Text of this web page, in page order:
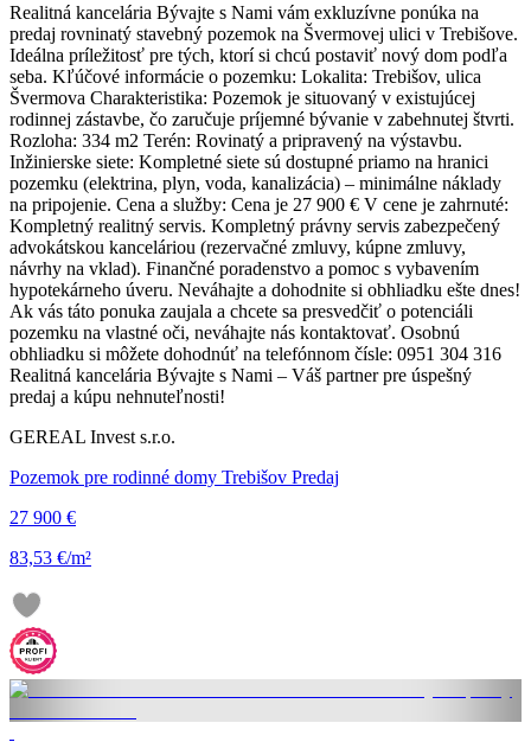
Realitná kancelária Bývajte s Nami vám exkluzívne ponúka na
predaj rovninatý stavebný pozemok na Švermovej ulici v Trebišove.
Ideálna príležitosť pre tých, ktorí si chcú postaviť nový dom podľa
seba. Kľúčové informácie o pozemku: Lokalita: Trebišov, ulica
Švermova Charakteristika: Pozemok je situovaný v existujúcej
rodinnej zástavbe, čo zaručuje príjemné bývanie v zabehnutej štvrti.
Rozloha: 334 m2 Terén: Rovinatý a pripravený na výstavbu.
Inžinierske siete: Kompletné siete sú dostupné priamo na hranici
pozemku (elektrina, plyn, voda, kanalizácia) – minimálne náklady
na pripojenie. Cena a služby: Cena je 27 900 € V cene je zahrnuté:
Kompletný realitný servis. Kompletný právny servis zabezpečený
advokátskou kanceláriou (rezervačné zmluvy, kúpne zmluvy,
návrhy na vklad). Finančné poradenstvo a pomoc s vybavením
hypotekárneho úveru. Neváhajte a dohodnite si obhliadku ešte dnes!
Ak vás táto ponuka zaujala a chcete sa presvedčiť o potenciáli
pozemku na vlastné oči, neváhajte nás kontaktovať. Osobnú
obhliadku si môžete dohodnúť na telefónnom čísle: 0951 304 316
Realitná kancelária Bývajte s Nami – Váš partner pre úspešný
predaj a kúpu nehnuteľnosti!
GEREAL Invest s.r.o.
Pozemok pre rodinné domy Trebišov Predaj
27 900 €
83,53 €/m²